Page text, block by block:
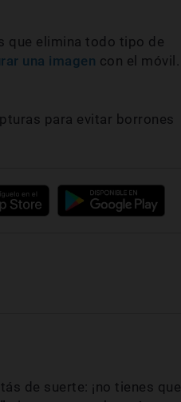
que elimina todo tipo de
una imagen con el móvil.
para evitar borrones
de suerte: ¡no tienes que